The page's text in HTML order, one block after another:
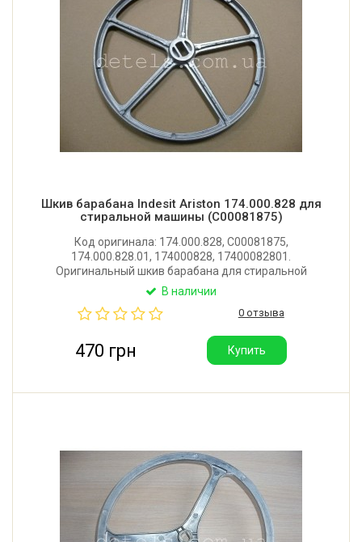
Шкив барабана Indesit Ariston 174.000.828 для
стиральной машины (C00081875)
Код оригинала: 174.000.828, C00081875,
174.000.828.01, 174000828, 17400082801.
Оригинальный шкив барабана для стиральной
машины Indesit, Ariston. Диаметр: 280 мм.
Италия.
В наличии
0 отзыва
470 грн Купить